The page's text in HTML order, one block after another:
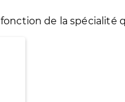
de la spécialité